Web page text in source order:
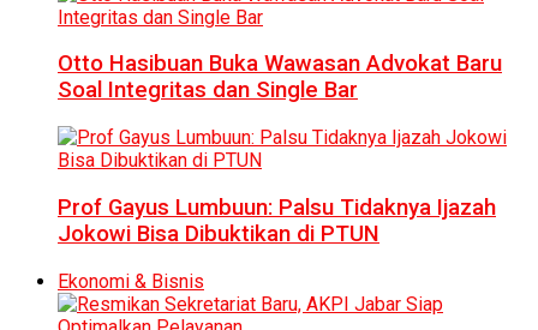
Otto Hasibuan Buka Wawasan Advokat Baru
Soal Integritas dan Single Bar
Prof Gayus Lumbuun: Palsu Tidaknya Ijazah
Jokowi Bisa Dibuktikan di PTUN
Ekonomi & Bisnis